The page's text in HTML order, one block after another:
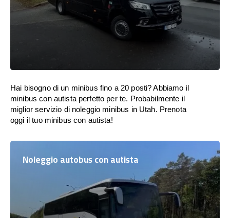
Hai bisogno di un minibus fino a 20 posti? Abbiamo il
minibus con autista perfetto per te. Probabilmente il
miglior servizio di noleggio minibus in Utah. Prenota
oggi il tuo minibus con autista!
Noleggio autobus con autista